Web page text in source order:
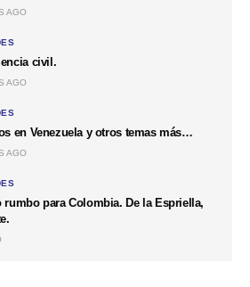
AGO
civil.
AGO
en Venezuela y otros temas más…
AGO
rumbo para Colombia. De la Espriella,